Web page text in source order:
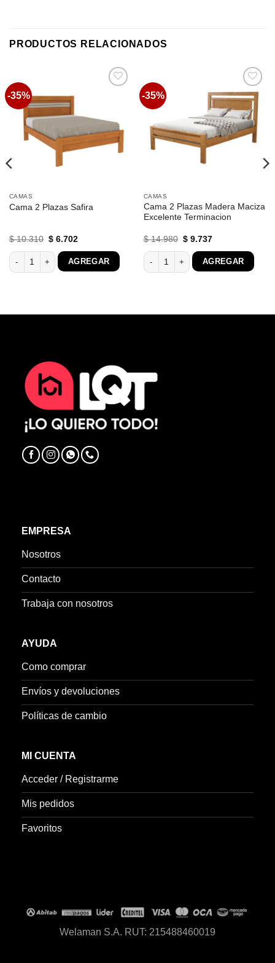
PRODUCTOS RELACIONADOS
-35%
CAMAS
Cama 2 Plazas Safira
$10.310 El
original
era:
$ 10.310.
$6.702El
es:
$ 6.702.
Cama 2 Plazas Safira cantidad
AGREGAR
-35% Favoritos
CAMAS
Cama 2 Plazas Madera Maciza
Excelente Terminacion
$14.980 El
original
era:
$ 14.980.
$9.737El
es:
$ 9.737.
Cama 2 Plazas Madera Maciza
AGREGAR
Bicama cantidad
EMPRESA
Nosotros
Contacto
Trabaja con nosotros
AYUDA
Como comprar
Envíos y devoluciones
Políticas de cambio
MI CUENTA
Acceder / Registrarme
Mis pedidos
Favoritos
Welaman S.A. RUT: 215488460019